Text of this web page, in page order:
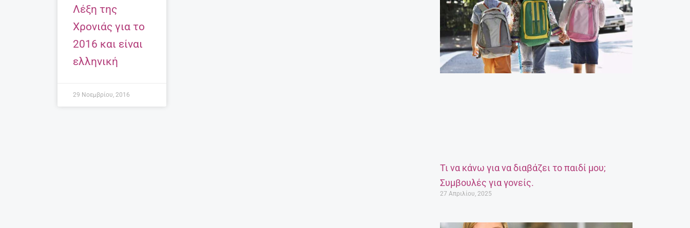
Λέξη της
Χρονιάς για το
2016 και είναι
ελληνική
29 Νοεμβρίου, 2016
Τι να κάνω για να διαβάζει το παιδί μου;
Συμβουλές για γονείς.
27 Απριλίου, 2025